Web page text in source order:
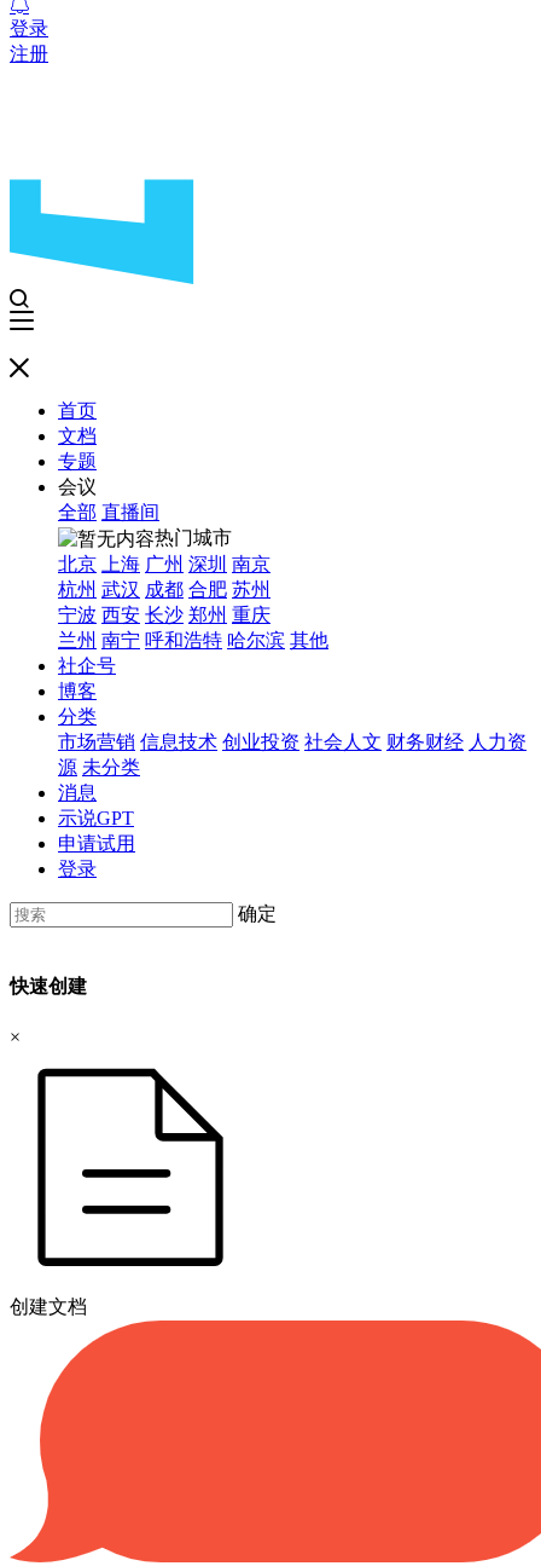
登录
注册
首页
文档
专题
会议
全部 直播间
热门城市
北京
上海 广州 深圳 南京
杭州 武汉 成都 合肥 苏州
宁波 西安 长沙 郑州 重庆
兰州 南宁 呼和浩特 哈尔滨 其他
社企号
博客
分类
市场营销 信息技术 创业投资 社会人文 财务财经 人力资
源 未分类
消息
示说GPT
申请试用
登录
确定
快速创建
×
创建文档